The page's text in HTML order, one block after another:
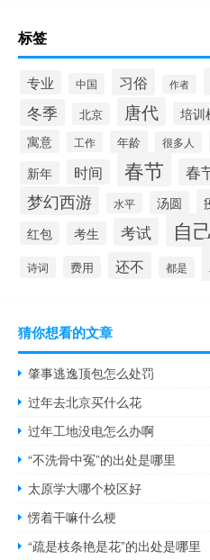
标签
专业 中国 习俗 作者
冬季 北京 唐代 培训
寓意 工作 年龄 很多人
新年 时间 春节 春
梦幻西游 水平 汤圆
红包 考生 考试 自
诗词 费用 还不 都是
猜你想看的文章
肇事逃逸顶包怎么处罚
过年去北京买什么花
过年工地没电怎么办啊
“不洗骨中冤”的出处是哪里
太原学大哪个校区好
愣着干嘛什么梗
“疏是枝条艳是花”的出处是哪里